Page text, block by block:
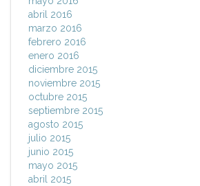
abril 2016
marzo 2016
febrero 2016
enero 2016
diciembre 2015
noviembre 2015
octubre 2015
septiembre 2015
agosto 2015
julio 2015
junio 2015
mayo 2015
abril 2015